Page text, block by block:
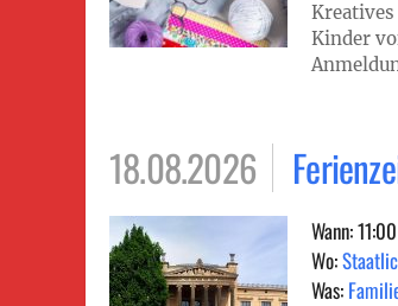
Kreatives
Kinder
18.08.2026
Wann:
Wo:
Was: